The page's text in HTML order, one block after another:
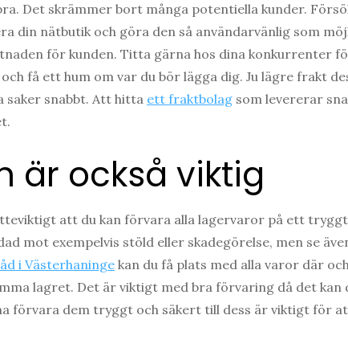
Det skrämmer bort många potentiella kunder.
din nätbutik och göra den så användarvänlig som
för kunden. Titta gärna hos dina konkurrenter
få ett hum om var du bör lägga dig. Ju lägre frakt
saker snabbt. Att hitta ett fraktbolag som levererar
är också viktig
att du kan förvara alla lagervaror på ett
mot exempelvis stöld eller skadegörelse, men se
i Västerhaninge kan du få plats med alla varor där
lagret. Det är viktigt med bra förvaring då det kan
förvara dem tryggt och säkert till dess är viktigt för